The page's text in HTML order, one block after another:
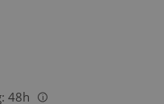
48h
i